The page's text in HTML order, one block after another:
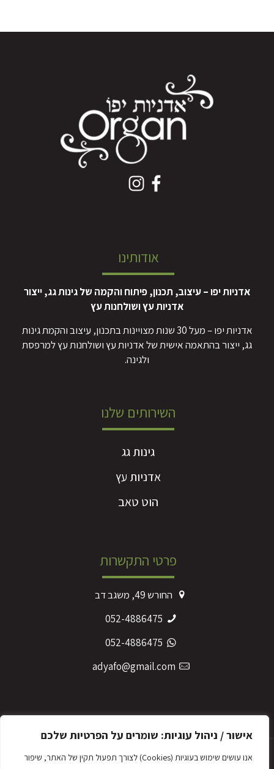
אישור / ניהול עוגיות: שומרים על הפרטיות שלכם
אנו עושים שימוש בעוגיות (Cookies) לצורך תפעול תקין של האתר, שיפור
אודותינו
אדניות יפו – עיצוב, תכנון, פיתוח והקמה של גינות גג, ייצור
אדניות עץ ושולחנות עץ
אדניות יפו – מעל 30 שנות מצויינות בתכנון, עיצוב והקמת גינות
גג, ייצור בהתאמה אישית של אדניות עץ ושולחנות עץ למרפסת
ולגינה.
השירותים שלנו
גינות גג
אדניות עץ
הוט טאב
פרטי התקשרות
החורש 49, משגב דב
052-4886475
052-4886475
adyafo@gmail.com
מדיניות הפרטיות